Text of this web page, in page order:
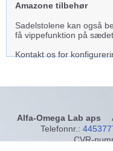
Amazone tilbehør
Sadelstolene kan også
få vippefunktion på
Kontakt os for
Alfa-Omega Lab aps
Telefonnr. :
CVR-